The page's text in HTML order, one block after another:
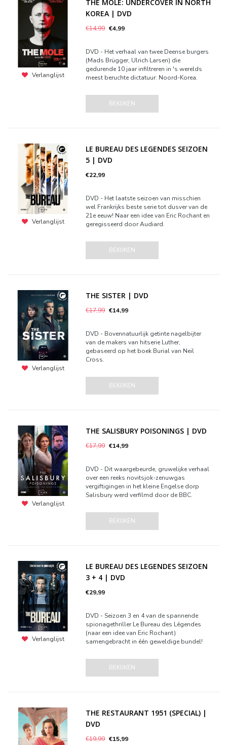
Verlanglijst
THE MOLE: UNDERCOVER IN NORTH
KOREA | DVD
€14,99 €4,99
DVD - Het verhaal van twee Deense burgers
(Mads Brügger, Ulrich Larsen) die
gedurende 10 jaar infiltreren in 's werelds
meest beruchte dictatuur: Noord-Korea.
BEKIJKEN
Verlanglijst
LE BUREAU DES LEGENDES SEIZOEN
5 | DVD
€22,99
DVD - Het laatste seizoen van misschien
wel Frankrijks beste serie tot dusver van de
21e eeuw! Naar een idee van Eric Rochant en
geregisseerd door Audiard.
BEKIJKEN
Verlanglijst
THE SISTER | DVD
€17,99 €14,99
DVD - Bovennatuurlijk getinte nagelbijter
van de makers van hitserie Luther,
gebaseerd op het boek Burial van Neil
Cross.
BEKIJKEN
Verlanglijst
THE SALISBURY POISONINGS | DVD
€17,99 €14,99
DVD - Dit waargebeurde, gruwelijke verhaal
over een reeks novitsjok-zenuwgas
vergiftigingen in het kleine Engelse dorp
Salisbury werd verfilmd door de BBC.
BEKIJKEN
Verlanglijst
LE BUREAU DES LEGENDES SEIZOEN
3 + 4 | DVD
€29,99
DVD - Seizoen 3 en 4 van de spannende
spionagethriller Le Bureau des Légendes
(naar een idee van Eric Rochant)
samengebracht in één geweldige bundel!
BEKIJKEN
THE RESTAURANT 1951 (SPECIAL) |
DVD
€19,99 €15,99